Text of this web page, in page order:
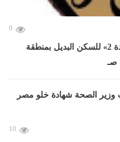
0
رئيس الوزراء يتفقد مشروع «روضة السيدة 2» للسكن البديل بمنطقة
10